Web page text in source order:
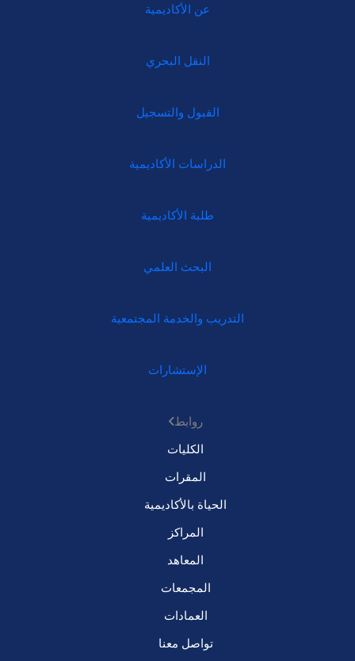
عن الأكاديمية
النقل البحري
القبول والتسجيل
الدراسات الأكاديمية
طلبة الأكاديمية
البحث العلمي
التدريب والخدمة المجتمعية
الإستشارات
روابط
الكليات
المقرات
الحياة بالأكاديمية
المراكز
المعاهد
المجمعات
العمادات
تواصل معنا